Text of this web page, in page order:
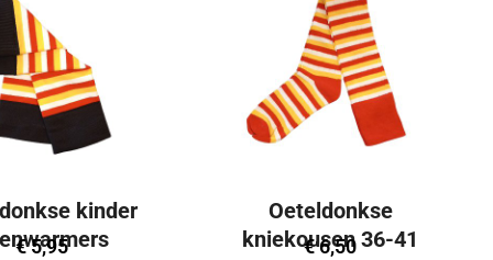
kinder
€5,95
Oeteldonkse
kniekousen 36-41
€6,50